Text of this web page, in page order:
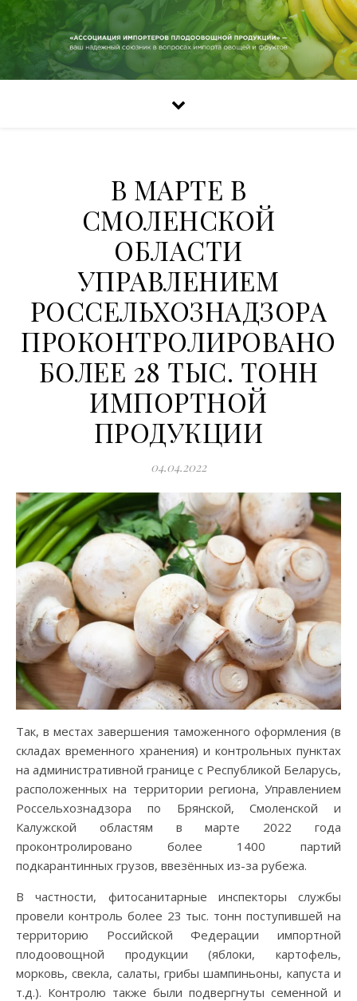
В МАРТЕ В
СМОЛЕНСКОЙ
ОБЛАСТИ
УПРАВЛЕНИЕМ
РОССЕЛЬХОЗНАДЗОРА
ПРОКОНТРОЛИРОВАНО
БОЛЕЕ 28 ТЫС. ТОНН
ИМПОРТНОЙ
ПРОДУКЦИИ
04.04.2022
Так, в местах завершения таможенного оформления (в
складах временного хранения) и контрольных пунктах
на административной границе с Республикой Беларусь,
расположенных на территории региона, Управлением
Россельхознадзора по Брянской, Смоленской и
Калужской областям в марте 2022 года
проконтролировано более 1400 партий
подкарантинных грузов, ввезённых из-за рубежа.
В частности, фитосанитарные инспекторы службы
провели контроль более 23 тыс. тонн поступившей на
территорию Российской Федерации импортной
плодоовощной продукции (яблоки, картофель,
морковь, свекла, салаты, грибы шампиньоны, капуста и
т.д.). Контролю также были подвергнуты семенной и